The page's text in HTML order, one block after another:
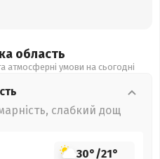
область
атмосферні умови на сьогодні
слабкий дощ
30°/21°